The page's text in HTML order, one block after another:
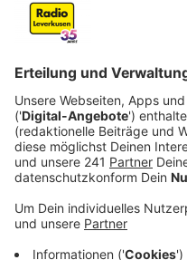
Kann man das
vergleichen?
Anzeige
Nein, es gibt deutliche
das Affenpocken-Virus
wie das Sars-Cov2-
größere Tröpfchen in
im Normalfall braucht